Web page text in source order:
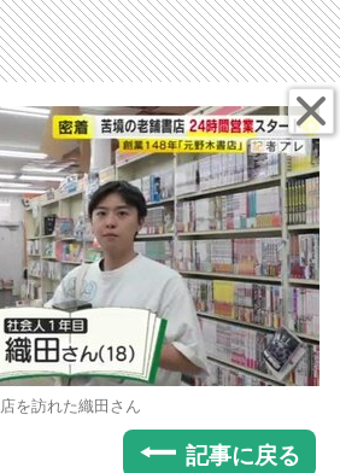
店を訪れた織田さん
記事に戻る